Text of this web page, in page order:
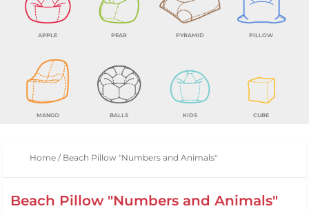
APPLE PEAR PYRAMID PILLOW
MANGO BALLS KIDS CUBE
Home / Beach Pillow "Numbers and Animals"
Beach Pillow "Numbers and Animals"